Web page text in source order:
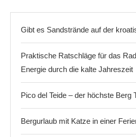
Gibt es Sandstrände auf der
Praktische Ratschläge für das
Energie durch die kalte Jahreszeit
Pico del Teide – der höchste Berg
Bergurlaub mit Katze in einer